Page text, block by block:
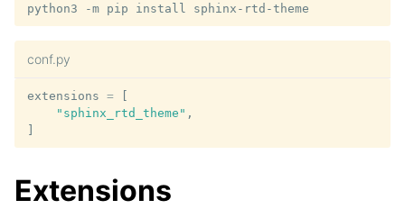
python3 -m pip install
conf.py
extensions =
"sphinx_rtd_theme" ,
Extensions